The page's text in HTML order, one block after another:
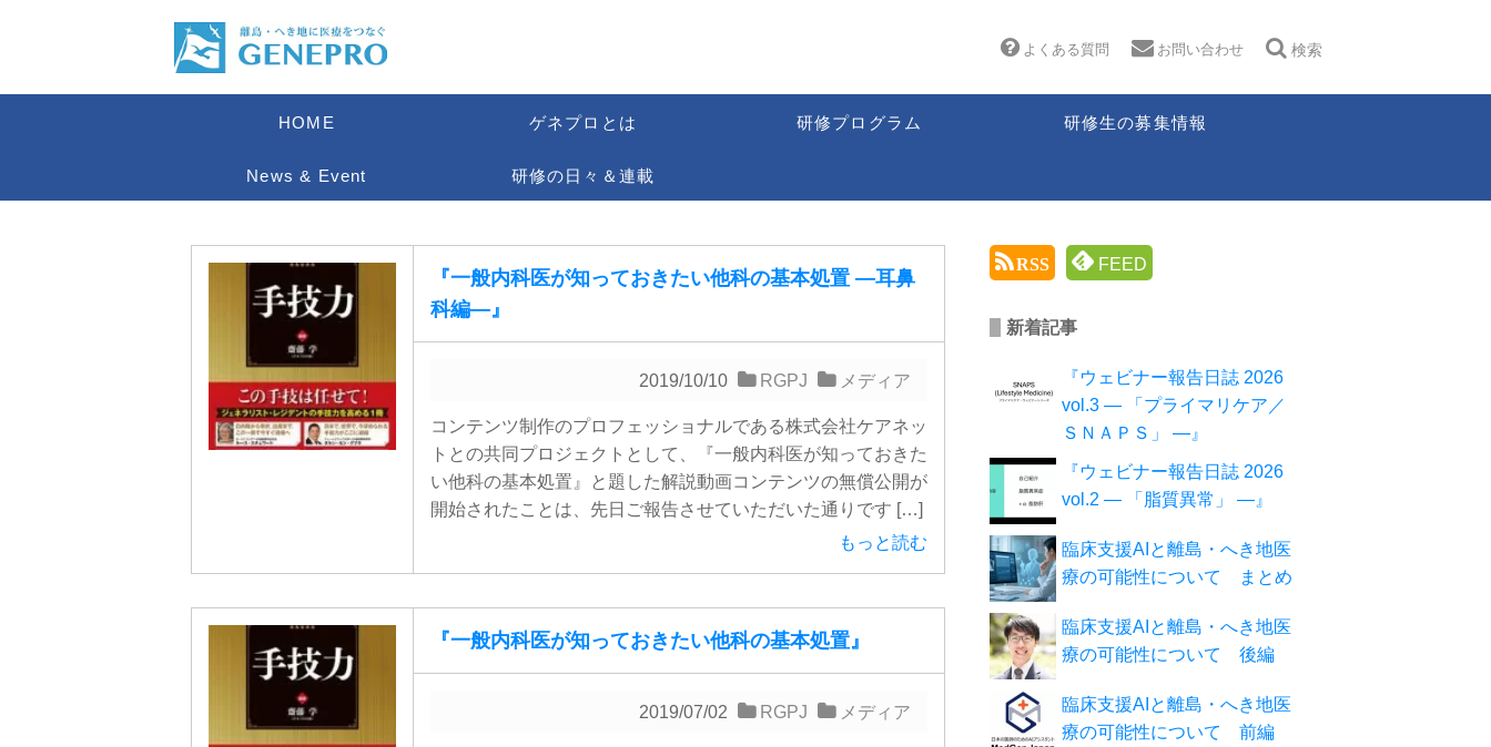
よくある質問 お問い合わせ 検索
HOME ゲネプロとは 研修プログラム 研修生の募集情報
News & Event 研修の日々＆連載
『一般内科医が知っておきたい他科の基本処置 ―耳鼻
科編―』
2019/10/10 RGPJ メディア
コンテンツ制作のプロフェッショナルである株式会社ケアネッ
トとの共同プロジェクトとして、『一般内科医が知っておきた
い他科の基本処置』と題した解説動画コンテンツの無償公開が
開始されたことは、先日ご報告させていただいた通りです […]
もっと読む
『一般内科医が知っておきたい他科の基本処置』
2019/07/02 RGPJ メディア
RSS FEED
新着記事
『ウェビナー報告日誌 2026
vol.3 ― 「プライマリケア／
ＳＮＡＰＳ」 ―』
『ウェビナー報告日誌 2026
vol.2 ― 「脂質異常」 ―』
臨床支援AIと離島・へき地医
療の可能性について まとめ
臨床支援AIと離島・へき地医
療の可能性について 後編
臨床支援AIと離島・へき地医
療の可能性について 前編